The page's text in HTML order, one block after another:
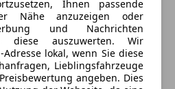
Ihnen passende
Nähe anzuzeigen oder
und Nachrichten
diese auszuwerten. Wir
lokal, wenn Sie diese
Lieblingsfahrzeuge
angeben. Dies